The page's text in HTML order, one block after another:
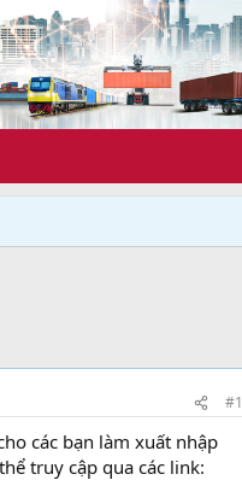
#1
các bạn làm xuất nhập
truy cập qua các link: